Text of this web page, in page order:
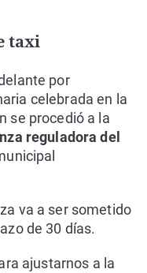
taxi
por
celebrada en la
se procedió a la
reguladora del
va a ser sometido
de 30 días.
ajustarnos a la